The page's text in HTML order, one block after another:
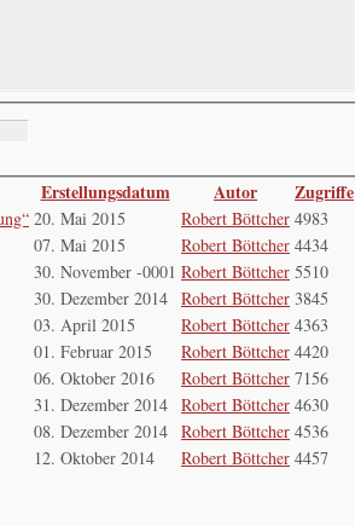
Erstellungsdatum Autor Zugriffe
20. Mai 2015 Robert Böttcher 4983
07. Mai 2015 Robert Böttcher 4434
30. November -0001 Robert Böttcher 5510
30. Dezember 2014 Robert Böttcher 3845
03. April 2015 Robert Böttcher 4363
01. Februar 2015 Robert Böttcher 4420
06. Oktober 2016 Robert Böttcher 7156
31. Dezember 2014 Robert Böttcher 4630
08. Dezember 2014 Robert Böttcher 4536
12. Oktober 2014 Robert Böttcher 4457